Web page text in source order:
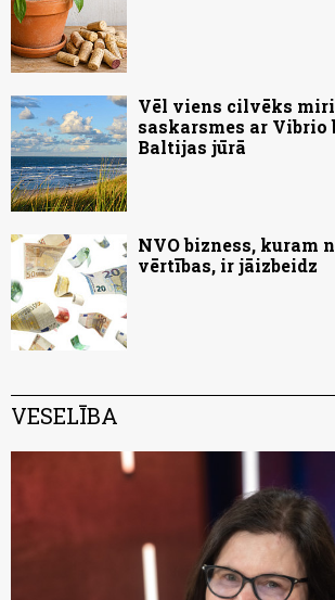
Vēl viens cilvēks
saskarsmes ar Vibrio
Baltijas jūrā
NVO bizness, kuram
vērtības, ir jāizbeidz
VESELĪBA